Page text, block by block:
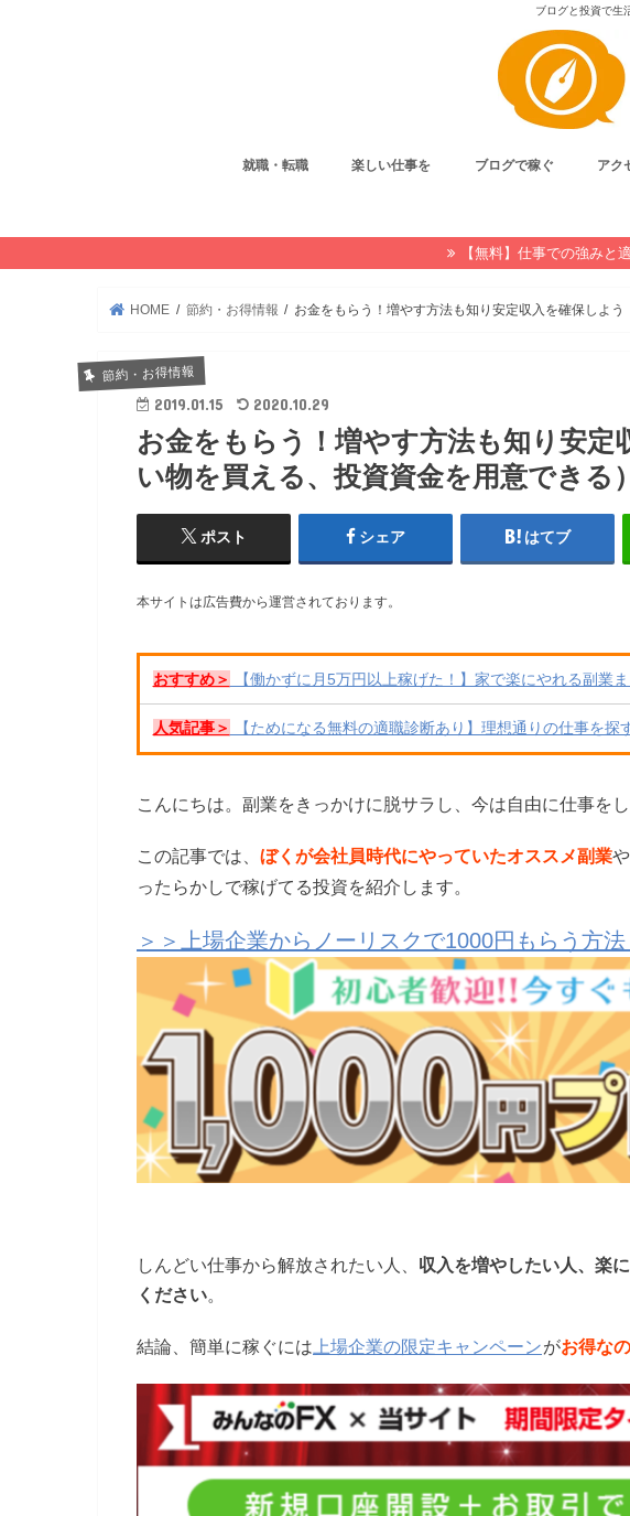
ブログと投資で生
就職・転職 楽しい仕事を ブログで稼ぐ アク
【無料】仕事での強みと
HOME 節約・お得情報 お金をもらう！増やす方法も知り安定収入を確保しよう
節約・お得情報
2019.01.15 2020.10.29
お金をもらう！増やす方法も知り安定
い物を買える、投資資金を用意できる）
ポスト シェア はてブ
本サイトは広告費から運営されております。
おすすめ＞ 【働かずに月5万円以上稼げた！】家で楽にやれる副業
人気記事＞ 【ためになる無料の適職診断あり】理想通りの仕事を探
こんにちは。副業をきっかけに脱サラし、今は自由に仕事を
この記事では、 ぼくが会社員時代にやっていたオススメ副業や
ったらかしで稼げてる投資を紹介します。
＞＞上場企業からノーリスクで1000円もらう方法
しんどい仕事から解放されたい人、 収入を増やしたい人、楽
ください。
結論、簡単に稼ぐには 上場企業の限定キャンペーンがお得な